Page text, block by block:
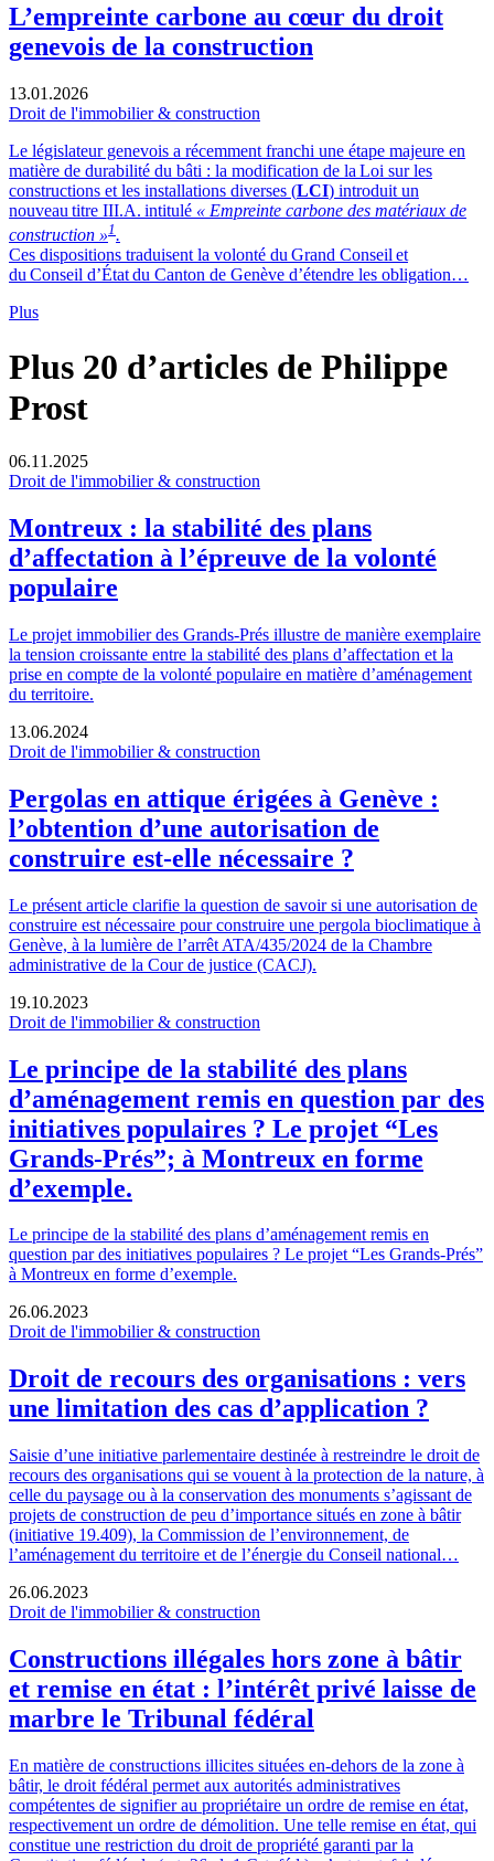
L’empreinte carbone au cœur du droit
genevois de la construction
13.01.2026
Droit de l'immobilier & construction
Le législateur genevois a récemment franchi une étape majeure en
matière de durabilité du bâti : la modification de la Loi sur les
constructions et les installations diverses (LCI) introduit un
nouveau titre III.A. intitulé « Empreinte carbone des matériaux de
construction »1.
Ces dispositions traduisent la volonté du Grand Conseil et
du Conseil d’État du Canton de Genève d’étendre les obligation…
Plus
Plus 20 d’articles de Philippe
Prost
06.11.2025
Droit de l'immobilier & construction
Montreux : la stabilité des plans
d’affectation à l’épreuve de la volonté
populaire
Le projet immobilier des Grands-Prés illustre de manière exemplaire
la tension croissante entre la stabilité des plans d’affectation et la
prise en compte de la volonté populaire en matière d’aménagement
du territoire.
13.06.2024
Droit de l'immobilier & construction
Pergolas en attique érigées à Genève :
l’obtention d’une autorisation de
construire est-elle nécessaire ?
Le présent article clarifie la question de savoir si une autorisation de
construire est nécessaire pour construire une pergola bioclimatique à
Genève, à la lumière de l’arrêt ATA/435/2024 de la Chambre
administrative de la Cour de justice (CACJ).
19.10.2023
Droit de l'immobilier & construction
Le principe de la stabilité des plans
d’aménagement remis en question par des
initiatives populaires ? Le projet “Les
Grands-Prés”; à Montreux en forme
d’exemple.
Le principe de la stabilité des plans d’aménagement remis en
question par des initiatives populaires ? Le projet “Les Grands-Prés”
à Montreux en forme d’exemple.
26.06.2023
Droit de l'immobilier & construction
Droit de recours des organisations : vers
une limitation des cas d’application ?
Saisie d’une initiative parlementaire destinée à restreindre le droit de
recours des organisations qui se vouent à la protection de la nature, à
celle du paysage ou à la conservation des monuments s’agissant de
projets de construction de peu d’importance situés en zone à bâtir
(initiative 19.409), la Commission de l’environnement, de
l’aménagement du territoire et de l’énergie du Conseil national…
26.06.2023
Droit de l'immobilier & construction
Constructions illégales hors zone à bâtir
et remise en état : l’intérêt privé laisse de
marbre le Tribunal fédéral
En matière de constructions illicites situées en-dehors de la zone à
bâtir, le droit fédéral permet aux autorités administratives
compétentes de signifier au propriétaire un ordre de remise en état,
respectivement un ordre de démolition. Une telle remise en état, qui
constitue une restriction du droit de propriété garanti par la